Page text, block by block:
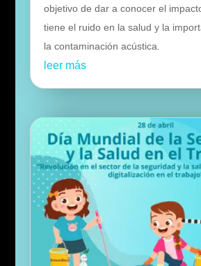
objetivo de dar a conocer el
tiene el ruido en la salud y la
la contaminación acústica.
leer más